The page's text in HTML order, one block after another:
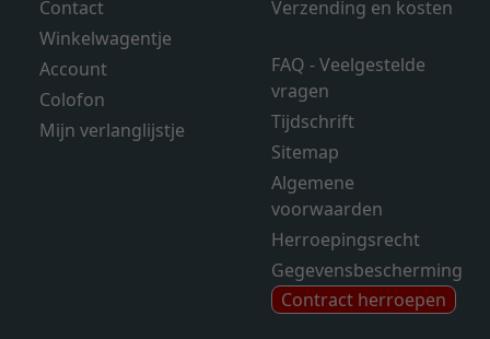
Contact
Winkelwagentje
Account
Colofon
Mijn verlanglijstje
Verzending en kosten
FAQ - Veelgestelde
vragen
Tijdschrift
Sitemap
Algemene
voorwaarden
Herroepingsrecht
Gegevensbescherming
Contract herroepen